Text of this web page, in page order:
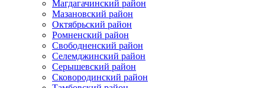
Магдагачинский район
Мазановский район
Октябрьский район
Ромненский район
Свободненский район
Селемджинский район
Серышевский район
Сковородинский район